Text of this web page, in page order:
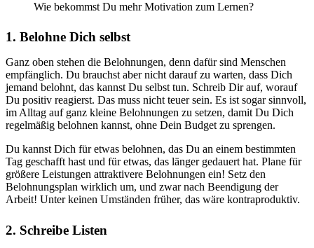
Wie bekommst Du mehr Motivation zum Lernen?
1. Belohne Dich selbst
Ganz oben stehen die Belohnungen, denn dafür sind Menschen
empfänglich. Du brauchst aber nicht darauf zu warten, dass Dich
jemand belohnt, das kannst Du selbst tun. Schreib Dir auf, worauf
Du positiv reagierst. Das muss nicht teuer sein. Es ist sogar sinnvoll,
im Alltag auf ganz kleine Belohnungen zu setzen, damit Du Dich
regelmäßig belohnen kannst, ohne Dein Budget zu sprengen.
Du kannst Dich für etwas belohnen, das Du an einem bestimmten
Tag geschafft hast und für etwas, das länger gedauert hat. Plane für
größere Leistungen attraktivere Belohnungen ein! Setz den
Belohnungsplan wirklich um, und zwar nach Beendigung der
Arbeit! Unter keinen Umständen früher, das wäre kontraproduktiv.
2. Schreibe Listen